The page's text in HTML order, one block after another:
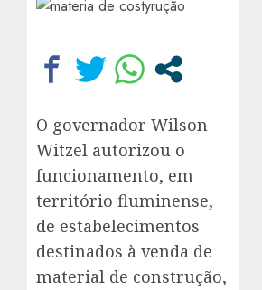
O governador Wilson
Witzel autorizou o
funcionamento, em
território fluminense,
de estabelecimentos
destinados à venda de
material de construção,